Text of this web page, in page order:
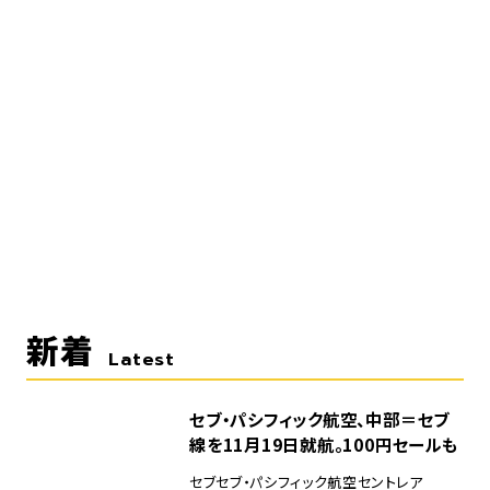
新着 Latest
セブ・パシフィック航空、中部＝セブ
線を11月19日就航。100円セールも
セブセブ・パシフィック航空セントレア